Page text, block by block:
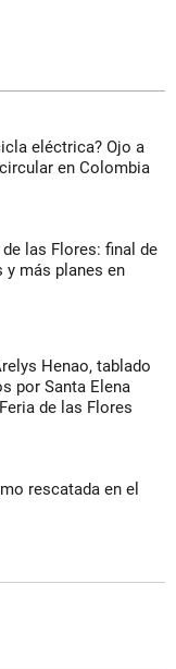
eléctrica? Ojo a
en Colombia
las Flores: final de
y más planes en
Henao, tablado
por Santa Elena
de las Flores
rescatada en el